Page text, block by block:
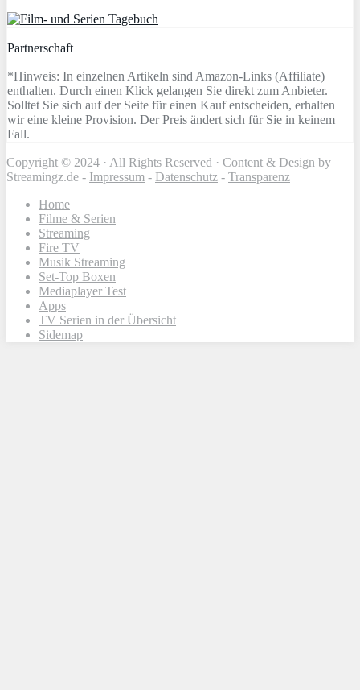
Partnerschaft
*Hinweis: In einzelnen Artikeln sind Amazon-Links (Affiliate)
enthalten. Durch einen Klick gelangen Sie direkt zum Anbieter.
Solltet Sie sich auf der Seite für einen Kauf entscheiden, erhalten
wir eine kleine Provision. Der Preis ändert sich für Sie in keinem
Fall.
Copyright © 2024 · All Rights Reserved · Content & Design by
Streamingz.de - Impressum - Datenschutz - Transparenz
Home
Filme & Serien
Streaming
Fire TV
Musik Streaming
Set-Top Boxen
Mediaplayer Test
Apps
TV Serien in der Übersicht
Sidemap